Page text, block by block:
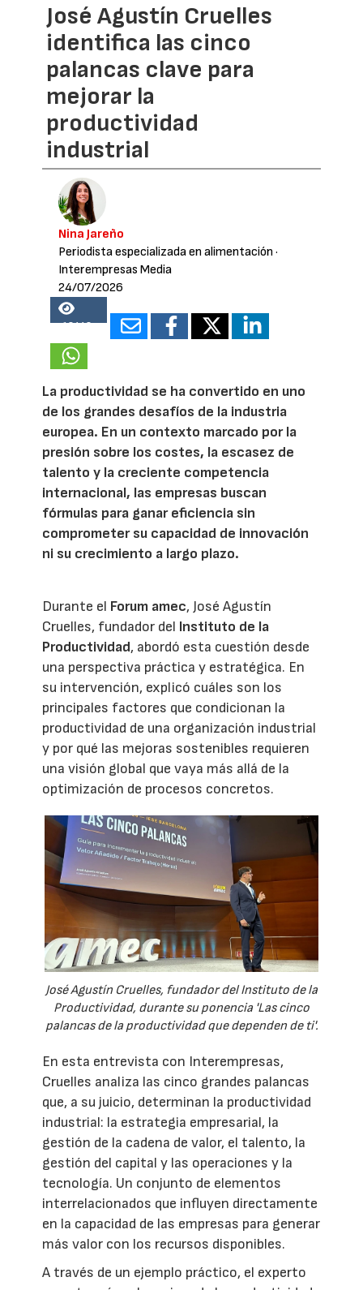
José Agustín Cruelles
identifica las cinco
palancas clave para
mejorar la
productividad
industrial
Nina Jareño
Periodista especializada en alimentación ·
Interempresas Media
24/07/2026
18442
La productividad se ha convertido en uno
de los grandes desafíos de la industria
europea. En un contexto marcado por la
presión sobre los costes, la escasez de
talento y la creciente competencia
internacional, las empresas buscan
fórmulas para ganar eficiencia sin
comprometer su capacidad de innovación
ni su crecimiento a largo plazo.
Durante el Forum amec, José Agustín
Cruelles, fundador del Instituto de la
Productividad, abordó esta cuestión desde
una perspectiva práctica y estratégica. En
su intervención, explicó cuáles son los
principales factores que condicionan la
productividad de una organización industrial
y por qué las mejoras sostenibles requieren
una visión global que vaya más allá de la
optimización de procesos concretos.
José Agustín Cruelles, fundador del Instituto de la
Productividad, durante su ponencia 'Las cinco
palancas de la productividad que dependen de ti'.
En esta entrevista con Interempresas,
Cruelles analiza las cinco grandes palancas
que, a su juicio, determinan la productividad
industrial: la estrategia empresarial, la
gestión de la cadena de valor, el talento, la
gestión del capital y las operaciones y la
tecnología. Un conjunto de elementos
interrelacionados que influyen directamente
en la capacidad de las empresas para generar
más valor con los recursos disponibles.
A través de un ejemplo práctico, el experto